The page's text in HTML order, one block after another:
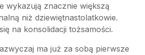
wykazują znacznie większą
niż dziewiętnastolatkowie.
na konsolidacji tożsamości.
ma już za sobą pierwsze